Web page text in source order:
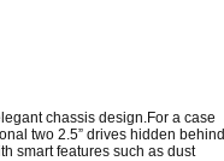
chassis design.For a case
two 2.5” drives hidden behind
smart features such as dust